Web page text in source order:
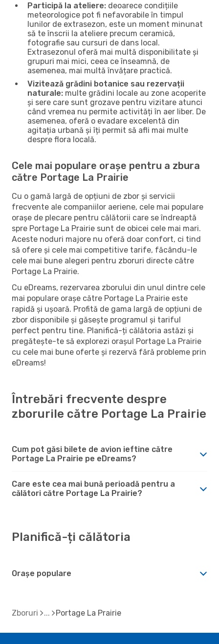
Participă la ateliere: deoarece condițiile
meteorologice pot fi nefavorabile în timpul
lunilor de extrasezon, este un moment minunat
să te înscrii la ateliere precum ceramică,
fotografie sau cursuri de dans local.
Extrasezonul oferă mai multă disponibilitate și
grupuri mai mici, ceea ce înseamnă, de
asemenea, mai multă învățare practică.
Vizitează grădini botanice sau rezervații
naturale: multe grădini locale au zone acoperite
și sere care sunt grozave pentru vizitare atunci
când vremea nu permite activități în aer liber. De
asemenea, oferă o evadare excelentă din
agitația urbană și îți permit să afli mai multe
despre flora locală.
Cele mai populare orașe pentru a zbura
către Portage La Prairie
Cu o gamă largă de opțiuni de zbor și servicii
frecvente ale companiilor aeriene, cele mai populare
orașe de plecare pentru călătorii care se îndreaptă
spre Portage La Prairie sunt de obicei cele mai mari.
Aceste noduri majore nu oferă doar confort, ci tind
să ofere și cele mai competitive tarife, făcându-le
cele mai bune alegeri pentru zboruri directe către
Portage La Prairie.
Cu eDreams, rezervarea zborului din unul dintre cele
mai populare orașe către Portage La Prairie este
rapidă și ușoară. Profită de gama largă de opțiuni de
zbor disponibile și găsește programul și tariful
perfect pentru tine. Planifică-ți călătoria astăzi și
pregătește-te să explorezi orașul Portage La Prairie
cu cele mai bune oferte și rezervă fără probleme prin
eDreams!
Întrebări frecvente despre
zborurile către Portage La Prairie
Cum pot găsi bilete de avion ieftine către
Portage La Prairie pe eDreams?
Care este cea mai bună perioadă pentru a
călători către Portage La Prairie?
Planifică-ți călătoria
Orașe populare
Zboruri Portage La Prairie